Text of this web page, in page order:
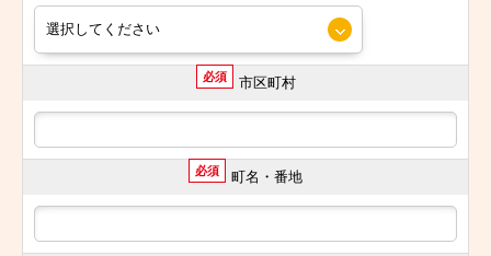
必須 市区町村
必須 町名・番地